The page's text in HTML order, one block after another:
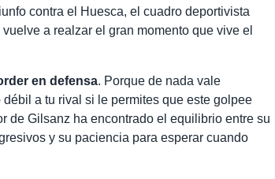
contra el Huesca, el cuadro deportivista
a realzar el gran momento que vive el
en defensa. Porque de nada vale
a tu rival si le permites que este golpee
de Gilsanz ha encontrado el equilibrio entre su
y su paciencia para esperar cuando